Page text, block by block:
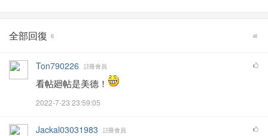
全部回復 6
Ton790226 註冊會員
看帖廻帖是美德！
2022-7-23 23:59:05
Jackal03031983 註冊會員